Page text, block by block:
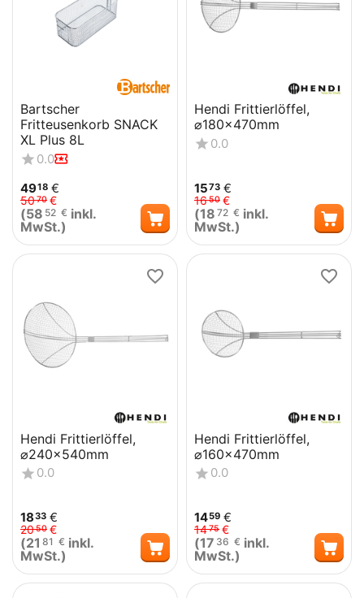
Bartscher
Fritteusenkorb SNACK
XL Plus 8L
0.0
4918 €
5070 €
(58 52 € inkl.
MwSt.)
Hendi Frittierlöffel,
⌀180x470mm
0.0
1573 €
1650 €
(18 72 € inkl.
MwSt.)
Hendi Frittierlöffel,
⌀240x540mm
0.0
1833 €
2050 €
(21 81 € inkl.
MwSt.)
Hendi Frittierlöffel,
⌀160x470mm
0.0
1459 €
1475 €
(17 36 € inkl.
MwSt.)